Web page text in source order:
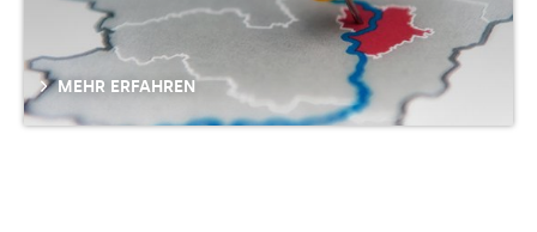
MEHR ERFAHREN